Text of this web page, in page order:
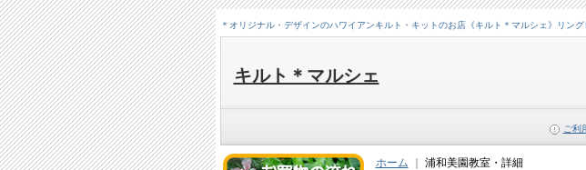
＊オリジナル・デザインのハワイアンキルト・キットのお店《キルト＊マルシェ》リン
キルト＊マルシェ
ご利
ホーム 浦和美園教室・詳細